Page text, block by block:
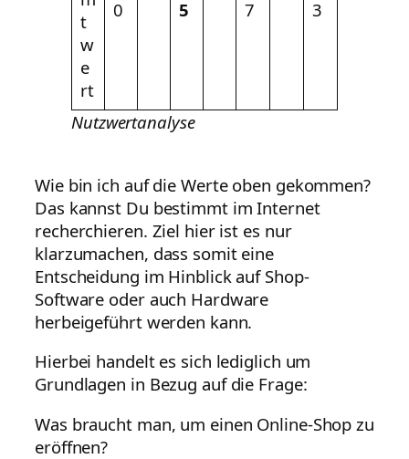
t
w
e
rt
0
5
7
3
Nutzwertanalyse
Wie bin ich auf die Werte oben gekommen?
Das kannst Du bestimmt im Internet
recherchieren. Ziel hier ist es nur
klarzumachen, dass somit eine
Entscheidung im Hinblick auf Shop-
Software oder auch Hardware
herbeigeführt werden kann.
Hierbei handelt es sich lediglich um
Grundlagen in Bezug auf die Frage:
Was braucht man, um einen Online-Shop zu
eröffnen?